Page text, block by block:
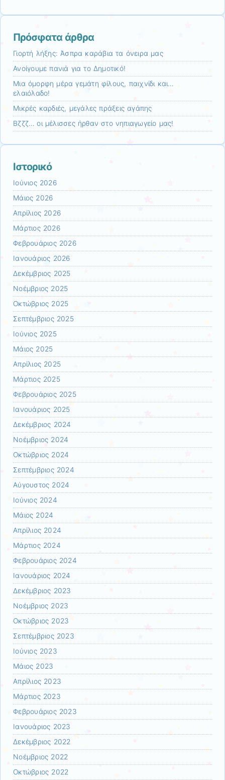
Πρόσφατα άρθρα
Γιορτή λήξης: Άσπρα καράβια τα όνειρα μας
Ανοίγουμε πανιά για το Δημοτικό!
Mια όμορφη μέρα γεμάτη φίλους, παιχνίδι και…
ελαιόλαδο!
Μικρές καρδιές, μεγάλες πράξεις αγάπης
Βζζζ… οι μέλισσες ήρθαν στο νηπιαγωγείο μας!
Ιστορικό
Ιούνιος 2026
Μάιος 2026
Απρίλιος 2026
Μάρτιος 2026
Φεβρουάριος 2026
Ιανουάριος 2026
Δεκέμβριος 2025
Νοέμβριος 2025
Οκτώβριος 2025
Σεπτέμβριος 2025
Ιούνιος 2025
Μάιος 2025
Απρίλιος 2025
Μάρτιος 2025
Φεβρουάριος 2025
Ιανουάριος 2025
Δεκέμβριος 2024
Νοέμβριος 2024
Οκτώβριος 2024
Σεπτέμβριος 2024
Αύγουστος 2024
Ιούνιος 2024
Μάιος 2024
Απρίλιος 2024
Μάρτιος 2024
Φεβρουάριος 2024
Ιανουάριος 2024
Δεκέμβριος 2023
Νοέμβριος 2023
Οκτώβριος 2023
Σεπτέμβριος 2023
Ιούνιος 2023
Μάιος 2023
Απρίλιος 2023
Μάρτιος 2023
Φεβρουάριος 2023
Ιανουάριος 2023
Δεκέμβριος 2022
Νοέμβριος 2022
Οκτώβριος 2022